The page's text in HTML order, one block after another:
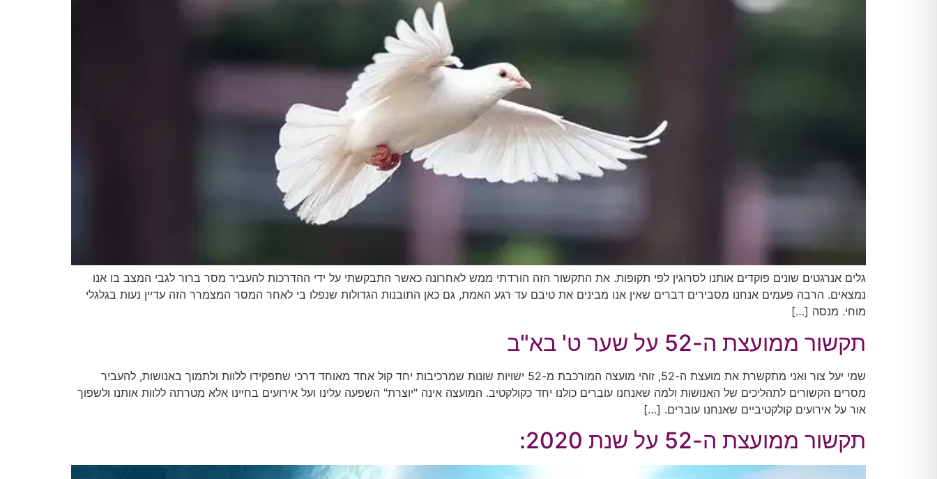
גלים אנרגטים שונים פוקדים אותנו לסרוגין לפי תקופות. את התקשור הזה הורדתי ממש לאחרונה כאשר התבקשתי על ידי ההדרכות להעביר מסר ברור לגבי המצב בו אנו
נמצאים. הרבה פעמים אנחנו מסבירים דברים שאין אנו מבינים את טיבם עד רגע האמת, גם כאן התובנות הגדולות שנפלו בי לאחר המסר המצמרר הזה עדיין נעות בגלגלי
מוחי. מנסה […]
תקשור ממועצת ה-52 על שער ט' בא"ב
שמי יעל צור ואני מתקשרת את מועצת ה-52, זוהי מועצה המורכבת מ-52 ישויות שונות שמרכיבות יחד קול אחד מאוחד דרכי שתפקידו ללוות ולתמוך באנושות, להעביר
מסרים הקשורים לתהליכים של האנושות ולמה שאנחנו עוברים כולנו יחד כקולקטיב. המועצה אינה "יוצרת" השפעה עלינו ועל אירועים בחיינו אלא מטרתה ללוות אותנו ולשפוך
אור על אירועים קולקטיביים שאנחנו עוברים. […]
תקשור ממועצת ה-52 על שנת 2020: